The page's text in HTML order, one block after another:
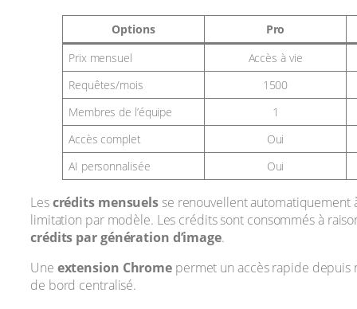
Options
Pro
Prix mensuel
Accès à vie
Requêtes/mois
1500
Membres de l’équipe
1
Accès complet
Oui
AI personnalisée
Oui
Lescrédits mensuelsse renouvellent automatiquement
limitation par modèle. Les crédits sont consommés à
crédits par génération d’image.
Une extension Chrome permet un accès rapide depuis
de bord centralisé.